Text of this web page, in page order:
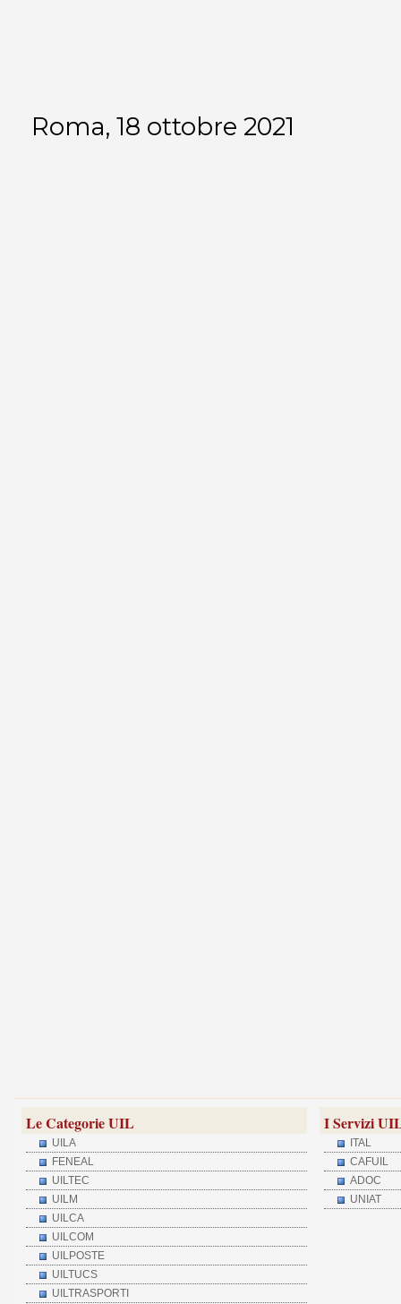
Roma, 18 ottobre 2021
Le Categorie UIL
UILA
FENEAL
UILTEC
UILM
UILCA
UILCOM
UILPOSTE
UILTUCS
UILTRASPORTI
I Servizi
ITAL
CAFUIL
ADOC
UNIAT